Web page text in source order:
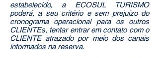
estabelecido, a ECOSUL TURISMO
poderá, a seu critério e sem prejuízo do
cronograma operacional para os outros
CLIENTEs, tentar entrar em contato com o
CLIENTE atrazado por meio dos canais
informados na reserva.